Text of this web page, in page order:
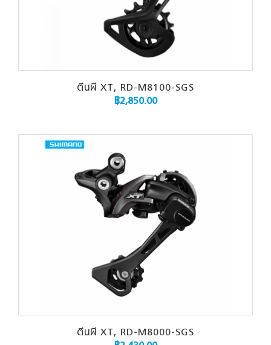
ตีนผี XT, RD-M8100-SGS
฿2,850.00
ตีนผี XT, RD-M8000-SGS